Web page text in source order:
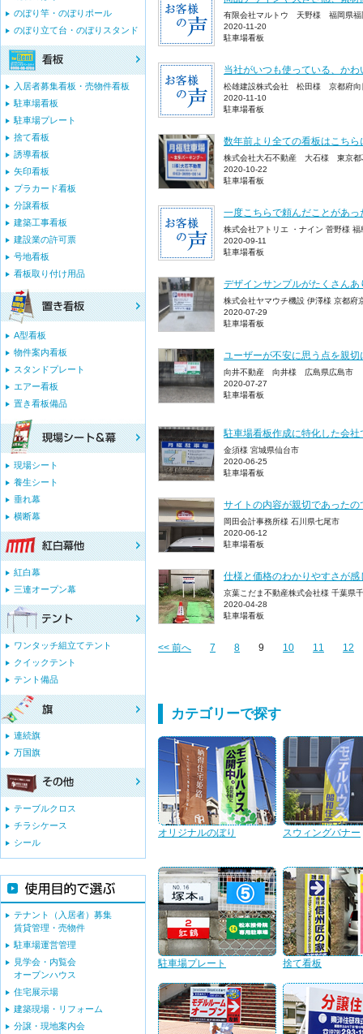
有限会社マルトウ 天野様 福岡県福
2020-11-20
駐車場看板
当社がいつも使っている、か
松雄建設株式会社 松田様 京都府向
2020-11-10
駐車場看板
数年前より全ての看板はこち
株式会社大石不動産 大石様 東京都
2020-10-22
駐車場看板
一度こちらで頼んだことがあっ
株式会社アトリエ ・ナイン 菅野様 福
2020-09-11
駐車場看板
デザインサンプルがたくさん
株式会社ヤマウチ機設 伊澤様 京都府
2020-07-29
駐車場看板
ユーザーが不安に思う点を親
向井不動産 向井様 広島県広島市
2020-07-27
駐車場看板
駐車場看板作成に特化した会
金須様 宮城県仙台市
2020-06-25
駐車場看板
サイトの内容が親切であったの
岡田会計事務所様 石川県七尾市
2020-06-12
駐車場看板
仕様と価格のわかりやすさが感
京葉こだま不動産株式会社様 千葉県
2020-04-28
駐車場看板
<< 前へ 7 8 9 10 11 12
カテゴリーで探す
オリジナルのぼり スウィングバナー
駐車場プレート 捨て看板
のぼり竿・のぼりポール
のぼり立て台・のぼりスタンド
入居者募集看板・売物件看板
駐車場看板
駐車場プレート
捨て看板
誘導看板
矢印看板
プラカード看板
分譲看板
建築工事看板
建設業の許可票
号地看板
看板取り付け用品
A型看板
物件案内看板
スタンドプレート
エアー看板
置き看板備品
現場シート
養生シート
垂れ幕
横断幕
紅白幕
三連オープン幕
ワンタッチ組立てテント
クイックテント
テント備品
連続旗
万国旗
テーブルクロス
チラシケース
シール
テナント（入居者）募集
賃貸管理・売物件
駐車場運営管理
見学会・内覧会
オープンハウス
住宅展示場
建築現場・リフォーム
分譲・現地案内会